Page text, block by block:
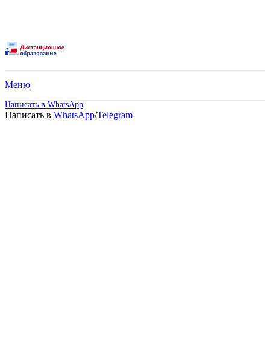
Меню
Написать в WhatsApp
Написать в WhatsApp/Telegram